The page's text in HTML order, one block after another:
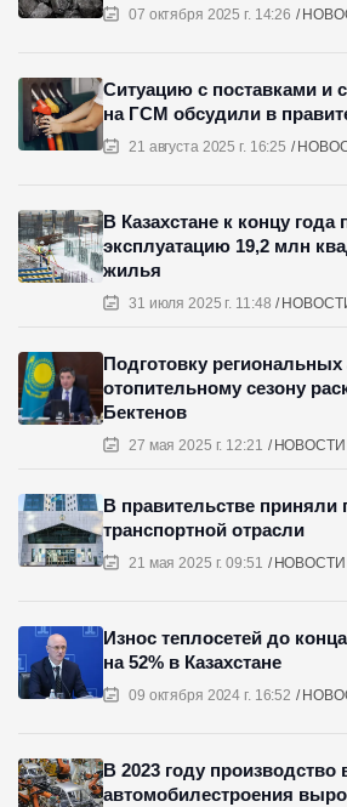
07 октября 2025 г. 14:26
21 августа 2025 г. 16:25
Ситуацию с поставками и
на ГСМ обсудили в
31 июля 2025 г. 11:48
В Казахстане к концу
эксплуатацию 19,2 млн
жилья
27 мая 2025 г. 12:21 НОВОСТИ
Подготовку региональных
отопительному сезону
Бектенов
21 мая 2025 г. 09:51 НОВОСТИ
В правительстве приняли
транспортной отрасли
09 октября 2024 г. 16:52
Износ теплосетей до
на 52% в Казахстане
В 2023 году производство
автомобилестроения